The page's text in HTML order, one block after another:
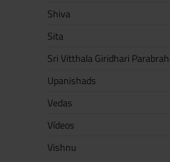
Shiva
Sita
Sri Vitthala Giridhari
Upanishads
Vedas
Vídeos
Vishnu